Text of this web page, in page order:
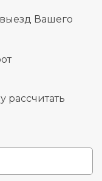
Вашего